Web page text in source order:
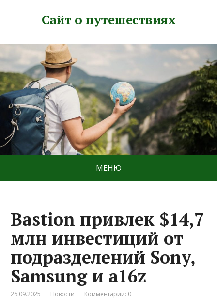
Сайт о путешествиях
МЕНЮ
Bastion привлек $14,7
млн инвестиций от
подразделений Sony,
Samsung и a16z
26.09.2025 Новости Комментарии: 0